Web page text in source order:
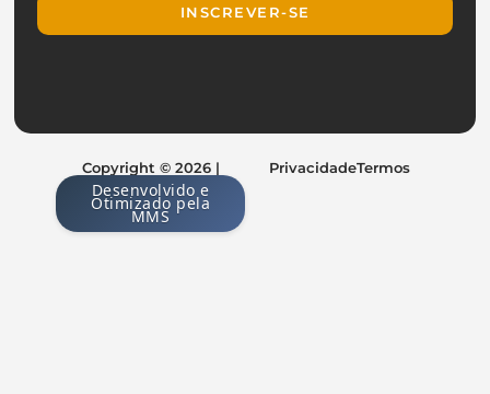
INSCREVER-SE
Copyright © 2026 |
Desenvolvido e
Otimizado pela
MMS
PrivacidadeTermos